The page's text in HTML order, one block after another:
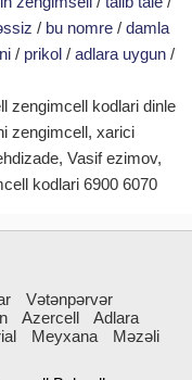
/ bu nomre / damla
/ prikol / adlara uygun /
zengimcell kodlari dinle
zengimcell, xarici
Vasif ezimov,
kodlari 6900 6070
Vətənpərvər
Azercell
Adlara
Meyxana
Məzəli